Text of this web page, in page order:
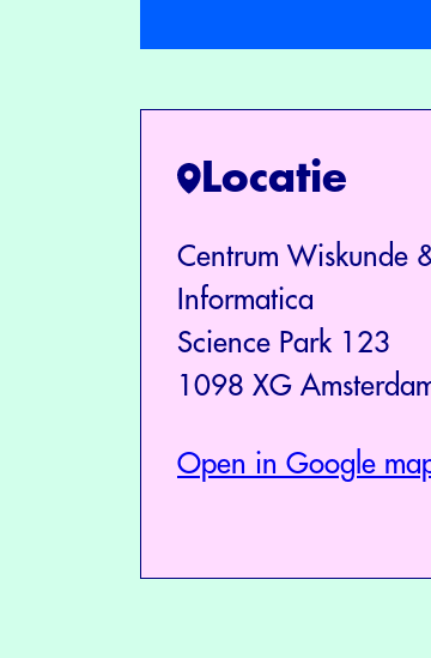
Locatie
Centrum Wiskunde
Informatica
Science Park 123
1098 XG
Open in Google